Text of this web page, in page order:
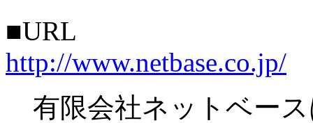
■URL
http://www.netbase.co.jp/
有限会社ネットベース